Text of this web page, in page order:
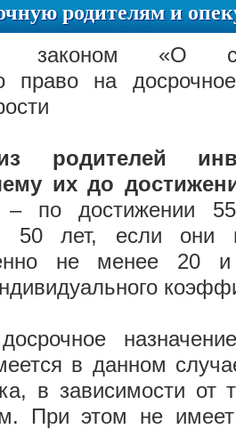
родителям и
законом «О
право на
родителей
их до
– по достижении
50 лет, если они
не менее 20
в данном
в зависимости от
При этом не